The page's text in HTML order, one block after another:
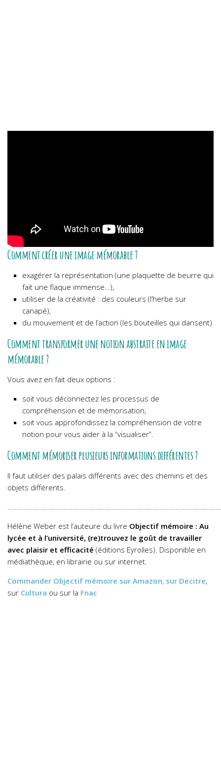
Comment créer une image mémorable ?
exagérer la représentation (une plaquette de beurre qui
fait une flaque immense…),
utiliser de la créativité : des couleurs (l’herbe sur
canapé),
du mouvement et de l’action (les bouteilles qui dansent)
Comment transformer une notion abstraite en image
mémorable ?
Vous avez en fait deux options :
soit vous déconnectez les processus de
compréhension et de mémorisation,
soit vous approfondissez la compréhension de votre
notion pour vous aider à la “visualiser”.
Comment mémoriser plusieurs informations différentes ?
Il faut utiliser des palais différents avec des chemins et des
objets différents.
Hélène Weber est l’auteure du livre Objectif mémoire : Au
lycée et à l’université, (re)trouvez le goût de travailler
avec plaisir et efficacité (éditions Eyrolles). Disponible en
médiathèque, en librairie ou sur internet.
Commander Objectif mémoire sur Amazon, sur Decitre,
sur Cultura ou sur la Fnac